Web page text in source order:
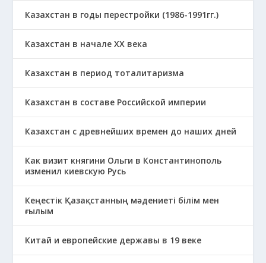
Казахстан в годы перестройки (1986-1991гг.)
Казахстан в начале ХХ века
Казахстан в период тоталитаризма
Казахстан в составе Российской империи
Казахстан с древнейших времен до наших дней
Как визит княгини Ольги в Константинополь
изменил киевскую Русь
Кеңестік Қазақстанның мәдениеті білім мен
ғылым
Китай и европейские державы в 19 веке